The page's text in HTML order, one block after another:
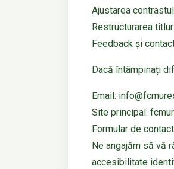
Ajustarea
Restructurarea
Feedback și
Dacă întâmpinați
Email:
Site principal:
Formular de
Ne angajăm să vă
accesibilitate